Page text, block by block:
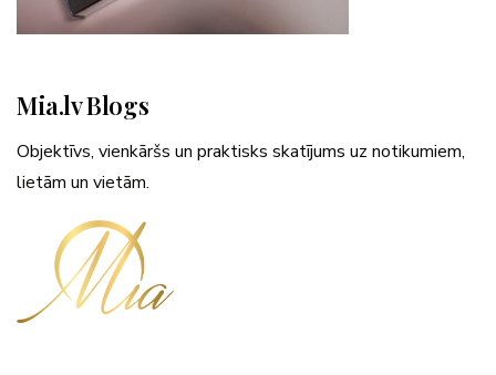
Mia.lv Blogs
Objektīvs, vienkāršs un praktisks skatījums uz notikumiem,
lietām un vietām.